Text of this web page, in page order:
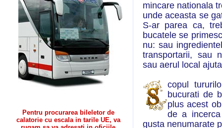
Pentru procurarea bileletor de
calatorie cu escala in tarile UE, va
mincare nationala
unde aceasta se
S-ar parea ca,
bucatele se
nu: sau
transportarii, sau
sau aerul local
copul
bucurati de
plus acest
de a
gusta nenumarate